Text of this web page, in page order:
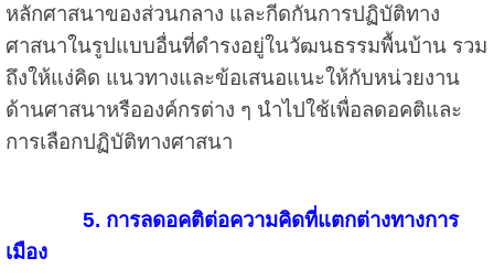
หลักศาสนาของส่วนกลาง และกีดกันการปฏิบัติทาง
ศาสนาในรูปแบบอื่นที่ดำรงอยู่ในวัฒนธรรมพื้นบ้าน รวม
ถึงให้แง่คิด แนวทางและข้อเสนอแนะให้กับหน่วยงาน
ด้านศาสนาหรือองค์กรต่าง ๆ นำไปใช้เพื่อลดอคติและ
การเลือกปฏิบัติทางศาสนา
5. การลดอคติต่อความคิดที่แตกต่างทางการ
เมือง